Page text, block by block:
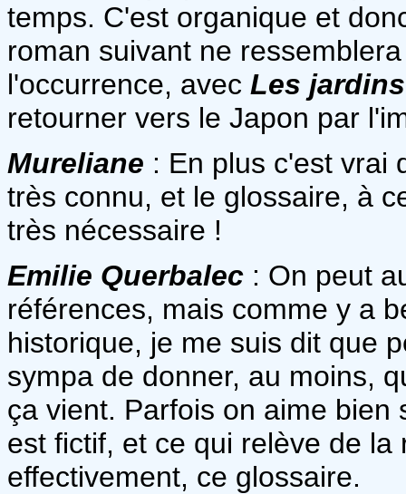
temps. C'est organique et
roman suivant ne
l'occurrence, avec Les
retourner vers le Japon par
Mureliane : En plus c'est vrai
très connu, et le glossaire, à
très nécessaire !
Emilie Querbalec : On peut
références, mais comme y a
historique, je me suis dit que
sympa de donner, au moins,
ça vient. Parfois on aime
est fictif, et ce qui relève de la
effectivement, ce glossaire.